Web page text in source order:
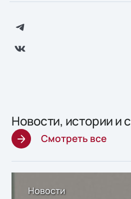
Новости, истории и
Смотреть все
Новости